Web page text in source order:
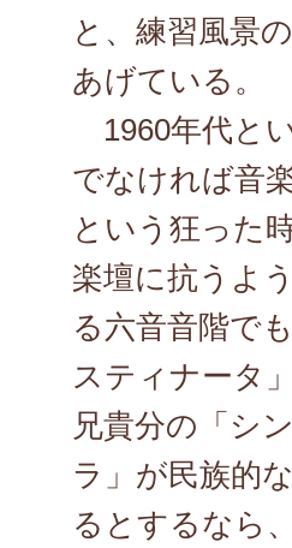
と、練習風景
あげている。
1960年代と
でなければ音
という狂った
楽壇に抗うよ
る六音音階で
スティナータ
兄貴分の「シ
ラ」が民族的
るとするなら